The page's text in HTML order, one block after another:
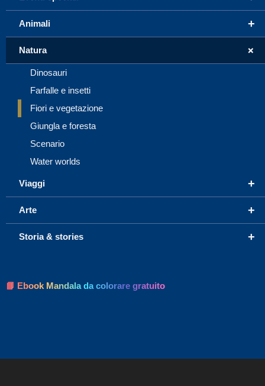
+
Animali
+
Natura
Dinosauri
Farfalle e insetti
Fiori e vegetazione
Giungla e foresta
Scenario
Water worlds
+
Viaggi
+
Arte
+
Storia & stories
📘 Ebook Mandala da colorare gratuito